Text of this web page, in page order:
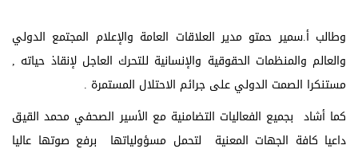
وطالب أ.سمير حمتو مدير العلاقات العامة والإعلام المجتمع الدولي
والعالم والمنظمات الحقوقية والإنسانية للتحرك العاجل لإنقاذ حياته ,
مستنكرا الصمت الدولي على جرائم الاحتلال المستمرة .
كما أشاد بجميع الفعاليات التضامنية مع الأسير الصحفي محمد القيق
داعيا كافة الجهات المعنية لتحمل مسؤولياتها برفع صوتها عاليا